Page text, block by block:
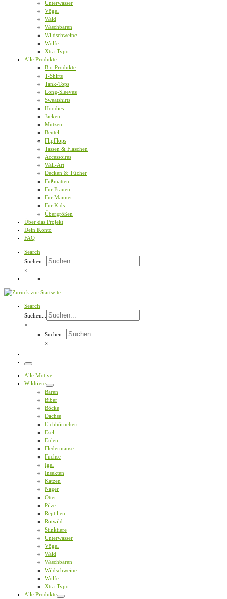
Unterwasser
Vögel
Wald
Waschbären
Wildschweine
Wölfe
Xtra-Typo
Alle Produkte
Bio-Produkte
T-Shirts
Tank-Tops
Long-Sleeves
Sweatshirts
Hoodies
Jacken
Mützen
Beutel
FlipFlops
Tassen & Flaschen
Accessoires
Wall-Art
Decken & Tücher
Fußmatten
Für Frauen
Für Männer
Für Kids
Übergrößen
Über das Projekt
Dein Konto
FAQ
Search
Suchen...
×
Search
Suchen...
×
Suchen...
×
Menü
Alle Motive
Wildtiere
Bären
Biber
Böcke
Dachse
Eichhörnchen
Esel
Eulen
Fledermäuse
Füchse
Igel
Insekten
Katzen
Nager
Otter
Pilze
Reptilien
Rotwild
Stinktiere
Unterwasser
Vögel
Wald
Waschbären
Wildschweine
Wölfe
Xtra-Typo
Alle Produkte